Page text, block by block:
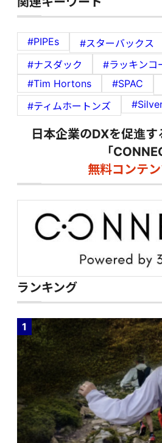
#PIPEs #スターバックス
#ナスダック
#ラッキンコ
#Tim Hortons
#SPAC
#ティムホートンズ
日本企業のDXを促進
「
無料コンテ
ランキング
1